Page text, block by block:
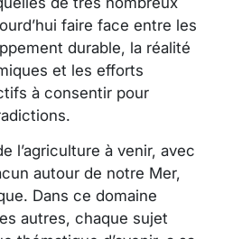
faire face entre les
durable, la réalité
et les efforts
à consentir pour
l’agriculture à venir, avec
autour de notre Mer,
Dans ce domaine
autres, chaque sujet